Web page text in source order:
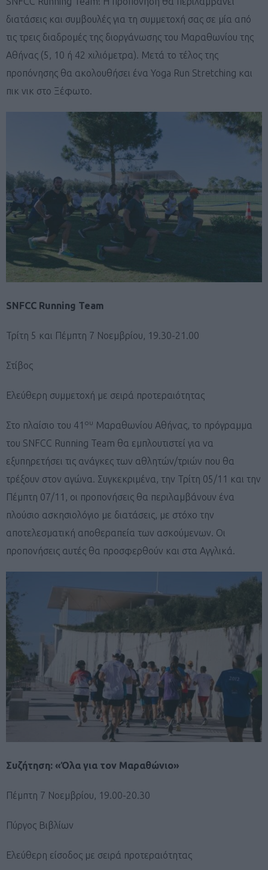
διατάσεις και συμβουλές για τη συμμετοχή σας σε μία από
τις τρεις διαδρομές της διοργάνωσης του Μαραθωνίου της
Αθήνας (5, 10 ή 42 χιλιόμετρα). Μετά το τέλος της
προπόνησης θα ακολουθήσει ένα Yoga Run Stretching και
πικ νικ στο Ξέφωτο.
SNFCC Running Team
Τρίτη 5 και Πέμπτη 7 Νοεμβρίου, 19.30-21.00
Στίβος
Ελεύθερη συμμετοχή με σειρά προτεραιότητας
Στο πλαίσιο του 41 ου Μαραθωνίου Αθήνας, το πρόγραμμα
του SNFCC Running Team θα εμπλουτιστεί για να
εξυπηρετήσει τις ανάγκες των αθλητών/τριών που θα
τρέξουν στον αγώνα. Συγκεκριμένα, την Τρίτη 05/11 και την
Πέμπτη 07/11, οι προπονήσεις θα περιλαμβάνουν ένα
πλούσιο ασκησιολόγιο με διατάσεις, με στόχο την
αποτελεσματική αποθεραπεία των ασκούμενων. Οι
προπονήσεις αυτές θα προσφερθούν και στα Αγγλικά.
Συζήτηση: «Όλα για τον Μαραθώνιο»
Πέμπτη 7 Νοεμβρίου, 19.00-20.30
Πύργος Βιβλίων
Ελεύθερη είσοδος με σειρά προτεραιότητας